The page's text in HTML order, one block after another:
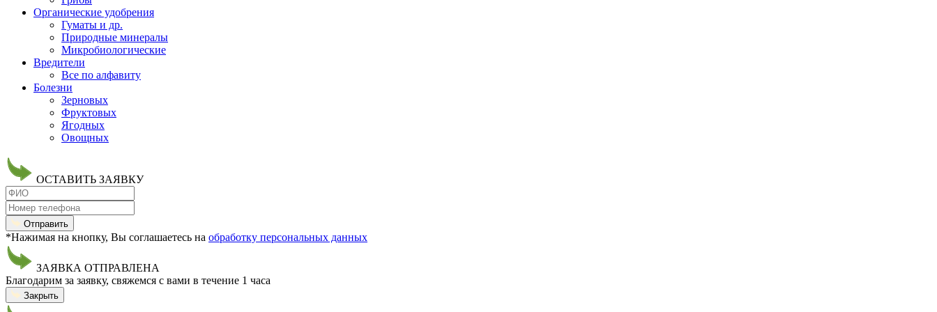
Органические удобрения
Гуматы и др.
Природные минералы
Микробиологические
Вредители
Все по алфавиту
Болезни
Зерновых
Фруктовых
Ягодных
Овощных
ОСТАВИТЬ ЗАЯВКУ
Отправить
*Нажимая на кнопку, Вы соглашаетесь на обработку персональных данных
ЗАЯВКА ОТПРАВЛЕНА
Благодарим за заявку, свяжемся с вами в течение 1 часа
Закрыть